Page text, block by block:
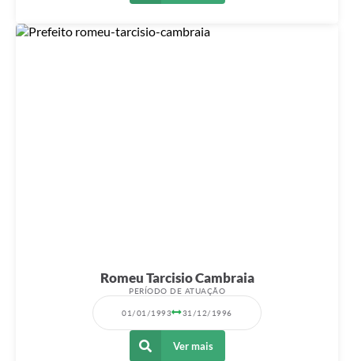
Romeu Tarcisio Cambraia
PERÍODO DE ATUAÇÃO
01/01/1993 31/12/1996
Ver mais